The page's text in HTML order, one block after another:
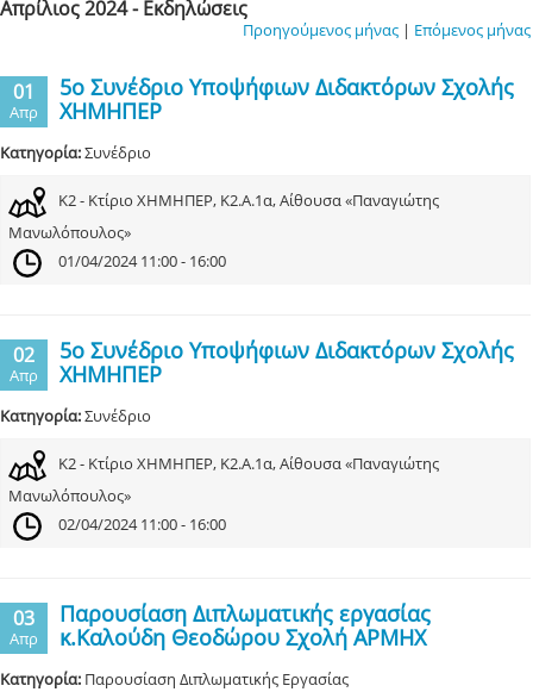
Απρίλιος 2024 - Εκδηλώσεις
Προηγούμενος μήνας| Επόμενος μήνας
01
Απρ
5ο Συνέδριο Υποψήφιων Διδακτόρων Σχολής
ΧΗΜΗΠΕΡ
Κατηγορία:Συνέδριο
Κ2 - Κτίριο ΧΗΜΗΠΕΡ, Κ2.Α.1α, Αίθουσα «Παναγιώτης
Μανωλόπουλος»
01/04/2024 11:00 - 16:00
02
Απρ
5ο Συνέδριο Υποψήφιων Διδακτόρων Σχολής
ΧΗΜΗΠΕΡ
Κατηγορία:Συνέδριο
Κ2 - Κτίριο ΧΗΜΗΠΕΡ, Κ2.Α.1α, Αίθουσα «Παναγιώτης
Μανωλόπουλος»
02/04/2024 11:00 - 16:00
03
Απρ
Παρουσίαση Διπλωματικής εργασίας
κ.Καλούδη Θεοδώρου Σχολή ΑΡΜΗΧ
Κατηγορία: Παρουσίαση Διπλωματικής Εργασίας